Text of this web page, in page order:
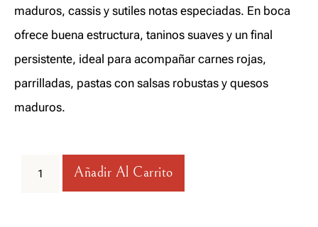
maduros, cassis y sutiles notas especiadas. En boca
ofrece buena estructura, taninos suaves y un final
persistente, ideal para acompañar carnes rojas,
parrilladas, pastas con salsas robustas y quesos
maduros.
Añadir Al Carrito